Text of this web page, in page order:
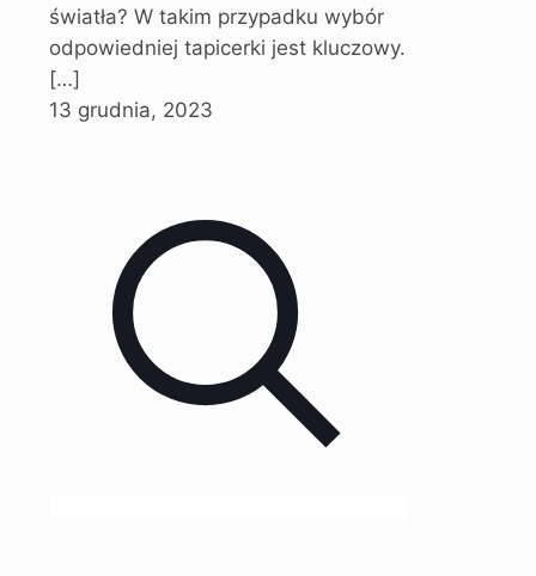
światła? W takim przypadku wybór
odpowiedniej tapicerki jest kluczowy.
[…]
13 grudnia, 2023